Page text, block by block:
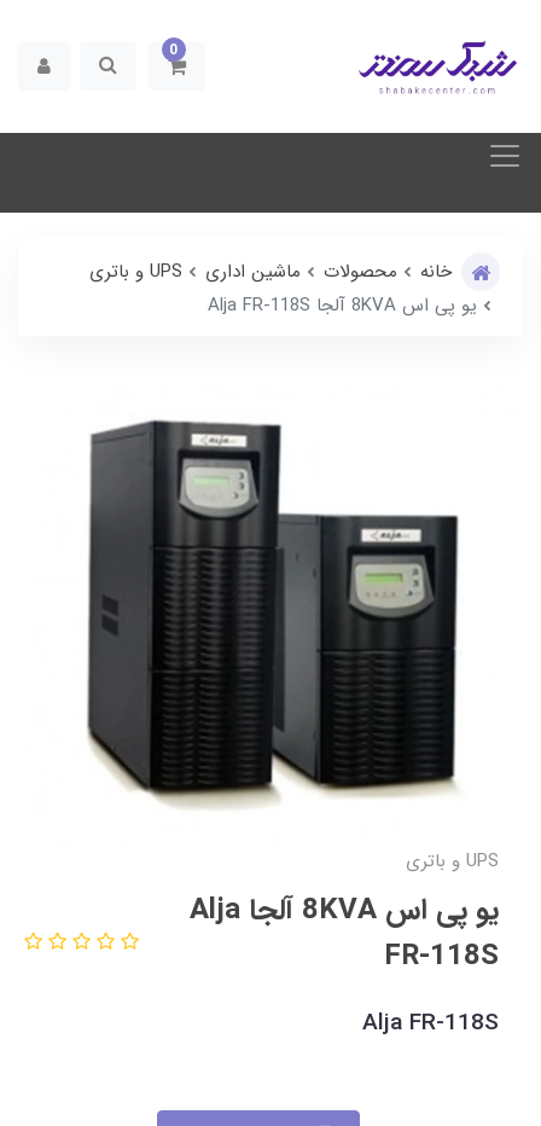
0
خانه محصولات ماشین اداری
UPS و باتری
یو پی اس 8KVA آلجا Alja FR-118S
UPS و باتری
یو پی اس 8KVA آلجا Alja
FR-118S
Alja FR-118S